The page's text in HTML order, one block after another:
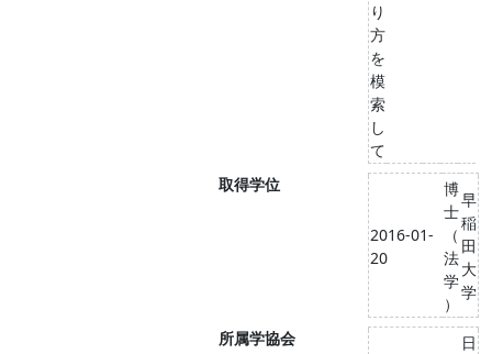
り
方
を
模
索
し
て
取得学位
2016-01-
20
博
士
（
法
学
）
早
稲
田
大
学
所属学協会
日